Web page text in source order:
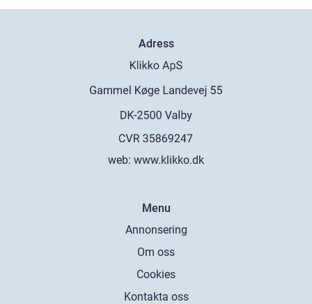
Adress
web: www.klikko.dk
Menu
Annonsering
Om oss
Cookies
Kontakta oss